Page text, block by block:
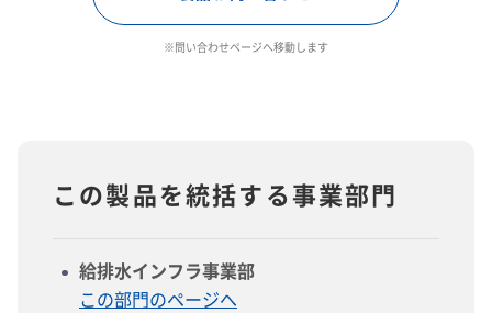
※問い合わせページへ移動します
この製品を統括する事業部門
給排水インフラ事業部
この部門のページへ